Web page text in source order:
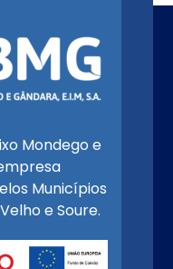
Mondego e
Municípios
e Soure.